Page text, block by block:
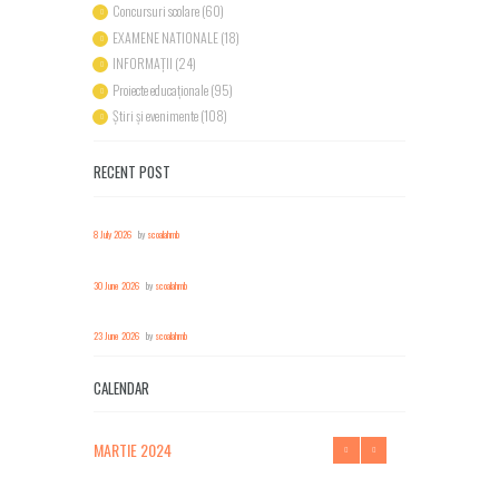
Concursuri scolare(60)
EXAMENE NATIONALE(18)
INFORMAȚII (24)
Proiecte educaționale(95)
Știri și evenimente(108)
RECENT POST
8 July 2026 by scoalahmb
30 June 2026 by scoalahmb
23 June 2026 by scoalahmb
CALENDAR
MARTIE2024